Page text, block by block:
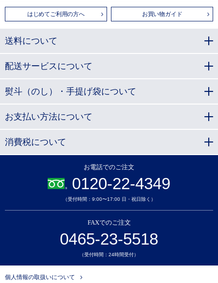
はじめてご利用の方へ お買い物ガイド
送料について
配送サービスについて
熨斗（のし）・手提げ袋について
お支払い方法について
消費税について
お電話でのご注文
0120-22-4349
（受付時間：9:00〜17:00 日・祝日除く）
FAXでのご注文
0465-23-5518
（受付時間：24時間受付）
個人情報の取扱いについて